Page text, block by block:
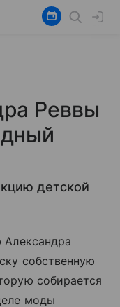
Реввы
детской
Александра
собственную
собирается
моды